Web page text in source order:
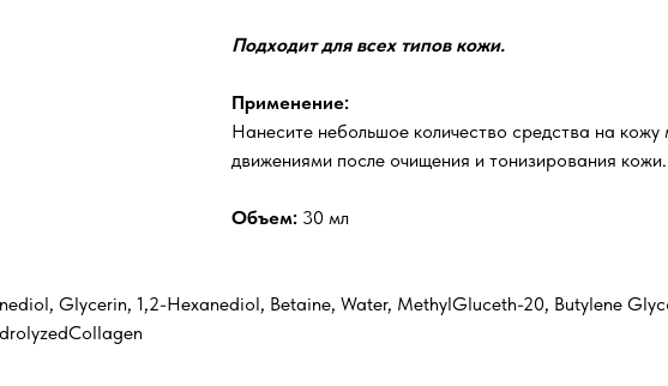
Подходит для всех типов кожи.
Применение:
Нанесите небольшое количество средства на
движениями после очищения и тонизирования кожи.
Объем: 30 мл
Glycerin, 1,2-Hexanediol, Betaine, Water, MethylGluceth-20, Butylene